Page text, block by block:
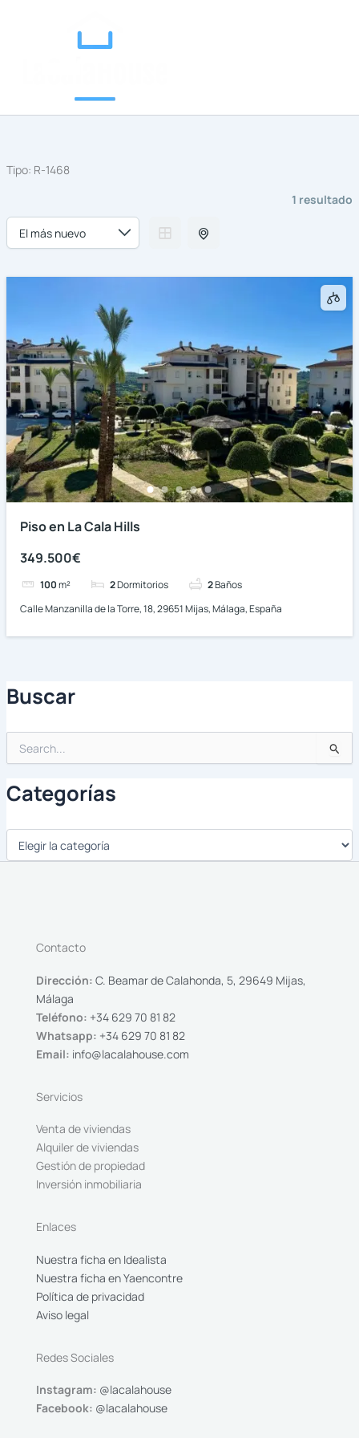
Tipo: R-1468
1 resultado
Piso en La Cala Hills
349.500€
100m² 2Dormitorios 2Baños
Calle Manzanilla de la Torre, 18, 29651 Mijas, Málaga, España
Buscar
Buscar
por:
Categorías
Contacto
Dirección: C. Beamar de Calahonda, 5, 29649 Mijas,
Málaga
Teléfono: +34 629 70 81 82
Whatsapp: +34 629 70 81 82
Email: info@lacalahouse.com
Servicios
Venta de viviendas
Alquiler de viviendas
Gestión de propiedad
Inversión inmobiliaria
Enlaces
Nuestra ficha en Idealista
Nuestra ficha en Yaencontre
Política de privacidad
Aviso legal
Redes Sociales
Instagram: @lacalahouse
Facebook: @lacalahouse